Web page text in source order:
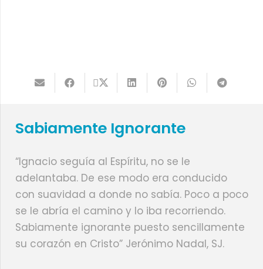
Sabiamente Ignorante
“Ignacio seguía al Espíritu, no se le
adelantaba. De ese modo era conducido
con suavidad a donde no sabía. Poco a poco
se le abría el camino y lo iba recorriendo.
Sabiamente ignorante puesto sencillamente
su corazón en Cristo” Jerónimo Nadal, SJ.